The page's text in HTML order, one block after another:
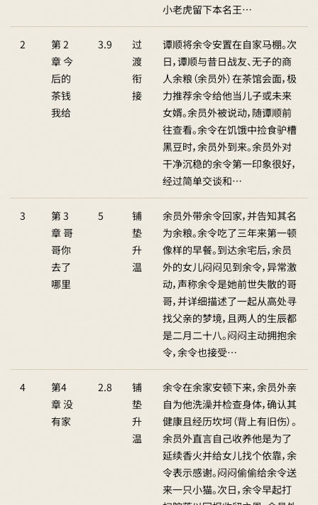
小老虎留下本名王…
2
第 2
章 今
后的
茶钱
我给
3.9
过
渡
衔
接
谭顺将余令安置在自家马棚。次
日，谭顺与昔日战友、无子的商
人余粮（余员外）在茶馆会面，极
力推荐余令给他当儿子或未来
女婿。余员外被说动，随谭顺前
往查看。余令在饥饿中捡食驴槽
黑豆时，余员外到来。余员外对
干净沉稳的余令第一印象很好，
经过简单交谈和…
3
第 3
章 哥
哥你
去了
哪里
5
铺
垫
升
温
余员外带余令回家，并告知其名
为余粮。余令吃了三年来第一顿
像样的早餐。到达余宅后，余员
外的女儿闷闷见到余令，异常激
动，声称余令是她前世失散的哥
哥，并详细描述了一起从高处寻
找父亲的梦境，且两人的生辰都
是二月二十八。闷闷主动拥抱余
令，余令也接受…
4
第4
章 没
有家
2.8
铺
垫
升
温
余令在余家安顿下来，余员外亲
自为他洗澡并检查身体，确认其
健康且经历坎坷（背上有旧伤）。
余员外直言自己收养他是为了
延续香火并给女儿找个依靠，余
令表示感谢。闷闷偷偷给余令送
来一只小猫。次日，余令早起打